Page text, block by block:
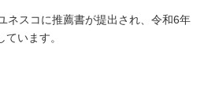
スコに推薦書が提出され、令和6年
います。